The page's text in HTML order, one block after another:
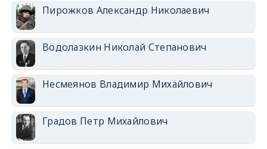
Пирожков Александр Николаевич
Водолазкин Николай Степанович
Несмеянов Владимир Михайлович
Градов Петр Михайлович